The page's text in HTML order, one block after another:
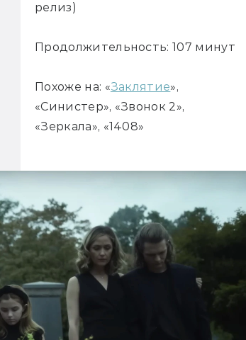
релиз)
Продолжительность: 107 минут
Похоже на: «Заклятие»,
«Синистер», «Звонок 2»,
«Зеркала», «1408»